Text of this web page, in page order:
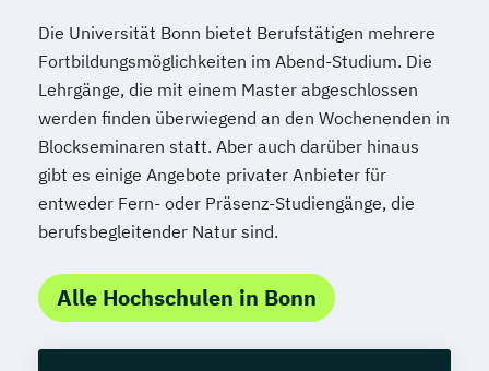
Die Universität Bonn bietet Berufstätigen mehrere
Fortbildungsmöglichkeiten im Abend-Studium. Die
Lehrgänge, die mit einem Master abgeschlossen
werden finden überwiegend an den Wochenenden in
Blockseminaren statt. Aber auch darüber hinaus
gibt es einige Angebote privater Anbieter für
entweder Fern- oder Präsenz-Studiengänge, die
berufsbegleitender Natur sind.
Alle Hochschulen in Bonn